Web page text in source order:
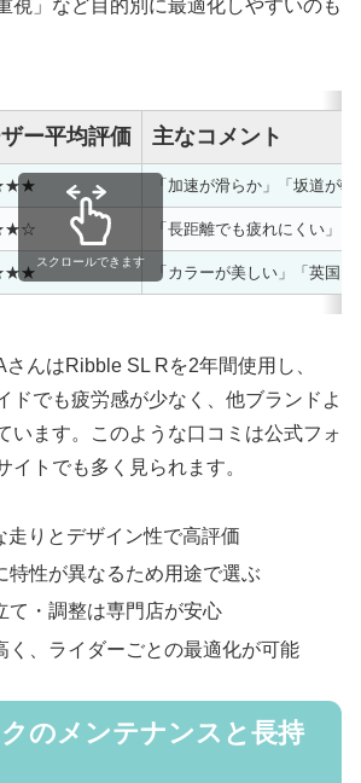
視」など目的別に最適化しやすいのも
ー平均評価 主なコメント
「加速が滑らか」「坂道が軽
「長距離でも疲れにくい」
「カラーが美しい」「英国
スクロールできます
んはRibble SL Rを2年間使用し、
ドでも疲労感が少なく、他ブランドよ
います。このような口コミは公式フォ
イトでも多く見られます。
走りとデザイン性で高評価
特性が異なるため用途で選ぶ
て・調整は専門店が安心
く、ライダーごとの最適化が可能
のメンテナンスと長持